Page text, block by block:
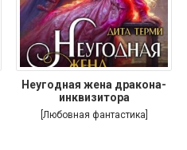
Неугодная жена дракона-
инквизитора
[Любовная фантастика]